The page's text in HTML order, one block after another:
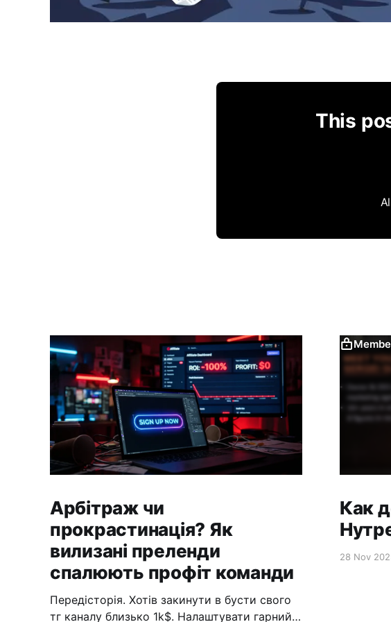
This
Арбітраж чи
прокрастинація? Як
вилизані преленди
спалюють профіт команди
Передісторія. Хотів закинути в бусти свого
тг каналу близько 1k$. Налаштувати гарний
Как
28 Nov